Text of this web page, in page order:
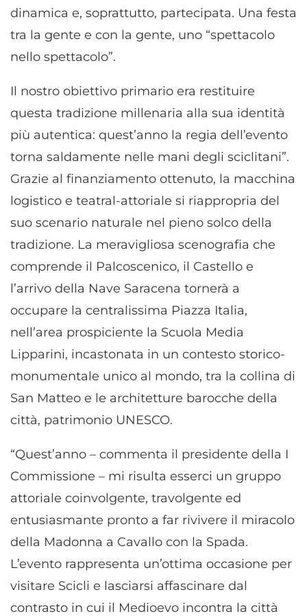
dinamica e, soprattutto, partecipata. Una festa
tra la gente e con la gente, uno “spettacolo
nello spettacolo”.
Il nostro obiettivo primario era restituire
questa tradizione millenaria alla sua identità
più autentica: quest’anno la regia dell’evento
torna saldamente nelle mani degli sciclitani”.
Grazie al finanziamento ottenuto, la macchina
logistico e teatral-attoriale si riappropria del
suo scenario naturale nel pieno solco della
tradizione. La meravigliosa scenografia che
comprende il Palcoscenico, il Castello e
l’arrivo della Nave Saracena tornerà a
occupare la centralissima Piazza Italia,
nell’area prospiciente la Scuola Media
Lipparini, incastonata in un contesto storico-
monumentale unico al mondo, tra la collina di
San Matteo e le architetture barocche della
città, patrimonio UNESCO.
“Quest’anno – commenta il presidente della I
Commissione – mi risulta esserci un gruppo
attoriale coinvolgente, travolgente ed
entusiasmante pronto a far rivivere il miracolo
della Madonna a Cavallo con la Spada.
L’evento rappresenta un’ottima occasione per
visitare Scicli e lasciarsi affascinare dal
contrasto in cui il Medioevo incontra la città